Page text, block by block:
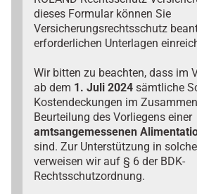
dieses Formular können Sie
Versicherungsrechtsschutz
erforderlichen Unterlagen
Wir bitten zu beachten, dass im
ab dem 1. Juli 2024 sämtliche
Kostendeckungen im
Beurteilung des Vorliegens einer
amtsangemessenen
sind. Zur Unterstützung in
verweisen wir auf § 6 der BDK-
Rechtsschutzordnung.